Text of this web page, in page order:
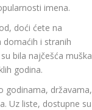
imena.
doći ćete na
i stranih
bila najčešća muška
godina.
godinama, državama,
Uz liste, dostupne su